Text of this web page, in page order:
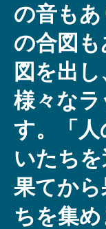
の音も
の合図
図を出
様々な
す。「
いたち
果てか
ちを集